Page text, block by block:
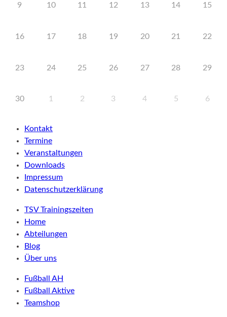
9 10 11 12 13 14 15
16 17 18 19 20 21 22
23 24 25 26 27 28 29
30 1 2 3 4 5 6
Kontakt
Termine
Veranstaltungen
Downloads
Impressum
Datenschutzerklärung
TSV Trainingszeiten
Home
Abteilungen
Blog
Über uns
Fußball AH
Fußball Aktive
Teamshop